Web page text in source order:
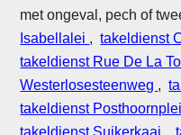
met ongeval, pech of
Isabellalei ,takeldienst
takeldienst Rue De La
Westerlosesteenweg ,
takeldienst
takeldienst Suikerkaai ,